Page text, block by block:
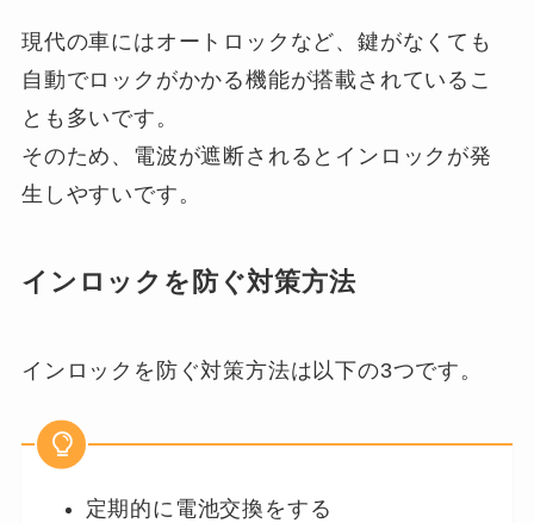
現代の車にはオートロックなど、鍵がなくても
自動でロックがかかる機能が搭載されているこ
とも多いです。
そのため、電波が遮断されるとインロックが発
生しやすいです。
インロックを防ぐ対策方法
インロックを防ぐ対策方法は以下の3つです。
定期的に電池交換をする